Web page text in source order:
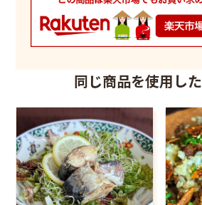
同じ商品を使用し